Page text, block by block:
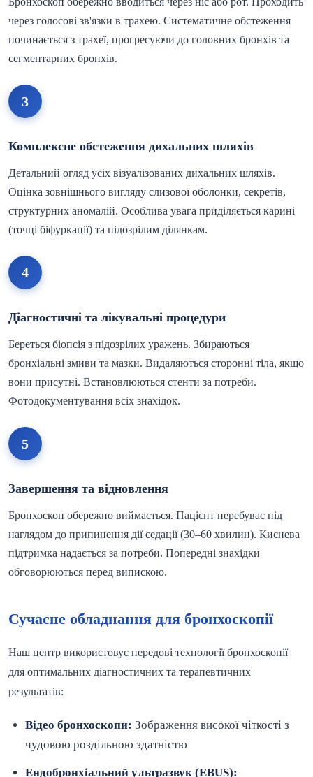
через голосові зв'язки в трахею. Систематичне обстеження
починається з трахеї, прогресуючи до головних бронхів та
сегментарних бронхів.
3
Комплексне обстеження дихальних шляхів
Детальний огляд усіх візуалізованих дихальних шляхів.
Оцінка зовнішнього вигляду слизової оболонки, секретів,
структурних аномалій. Особлива увага приділяється карині
(точці біфуркації) та підозрілим ділянкам.
4
Діагностичні та лікувальні процедури
Береться біопсія з підозрілих уражень. Збираються
бронхіальні змиви та мазки. Видаляються сторонні тіла, якщо
вони присутні. Встановлюються стенти за потреби.
Фотодокументування всіх знахідок.
5
Завершення та відновлення
Бронхоскоп обережно виймається. Пацієнт перебуває під
наглядом до припинення дії седації (30–60 хвилин). Киснева
підтримка надається за потреби. Попередні знахідки
обговорюються перед випискою.
Сучасне обладнання для бронхоскопії
Наш центр використовує передові технології бронхоскопії
для оптимальних діагностичних та терапевтичних
результатів:
Відео бронхоскопи: Зображення високої чіткості з
чудовою роздільною здатністю
Ендобронхіальний ультразвук (EBUS):